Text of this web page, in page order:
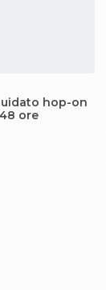
hop-on
ore